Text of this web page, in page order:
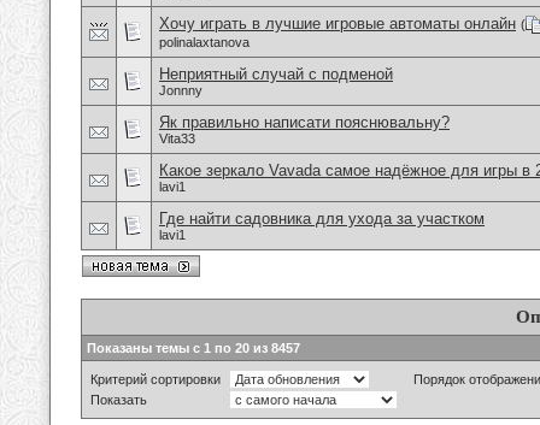
Хочу играть в лучшие игровые автоматы онлайн (
polinalaxtanova
Неприятный случай с подменой
Jonnny
Як правильно написати пояснювальну?
Vita33
Какое зеркало Vavada самое надёжное для игры в
lavi1
Где найти садовника для ухода за участком
lavi1
Показаны темы с 1 по 20 из 8457
Критерий сортировки
Порядок
Показать